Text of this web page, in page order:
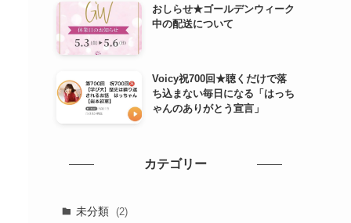
おしらせ★ゴールデンウィーク
中の配送について
Voicy祝700回★聴くだけで落
ち込まない毎日になる「はっち
ゃんのありがとう宣言」
カテゴリー
未分類 (2)